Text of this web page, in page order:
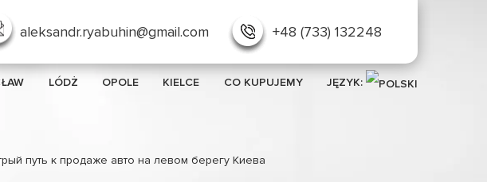
aleksandr.ryabuhin@gmail.com +48 (733) 132248
LÓDŻ OPOLE KIELCE CO KUPUJEMY JĘZYK:
путь к продаже авто на левом берегу Киева